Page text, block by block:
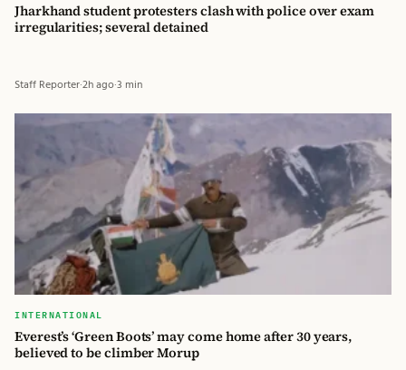
Jharkhand student protesters clash with police over exam
irregularities; several detained
Staff Reporter·2h ago·3 min
INTERNATIONAL
Everest’s ‘Green Boots’ may come home after 30 years,
believed to be climber Morup